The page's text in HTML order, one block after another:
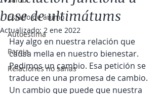
Estado de ánimo
Autoestima
Pareja
Relaciones no sanas
base de ultimátums
Actualizado: 2 ene 2022
Hay algo en nuestra relación que
causa mella en nuestro bienestar.
Pedimos un cambio. Esa petición se
traduce en una promesa de cambio.
Un cambio que puede que nuestra